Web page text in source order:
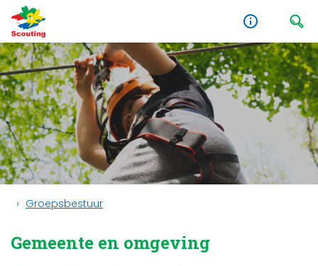
Groepsbestuur
Gemeente en omgeving